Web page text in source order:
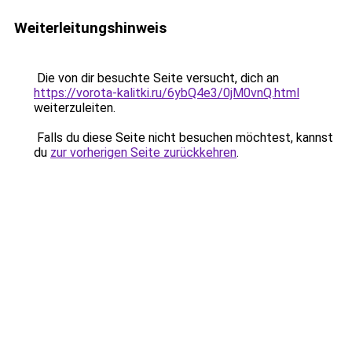
Weiterleitungshinweis
Die von dir besuchte Seite versucht, dich an
https://vorota-kalitki.ru/6ybQ4e3/0jM0vnQ.html
weiterzuleiten.
Falls du diese Seite nicht besuchen möchtest, kannst
du zur vorherigen Seite zurückkehren.